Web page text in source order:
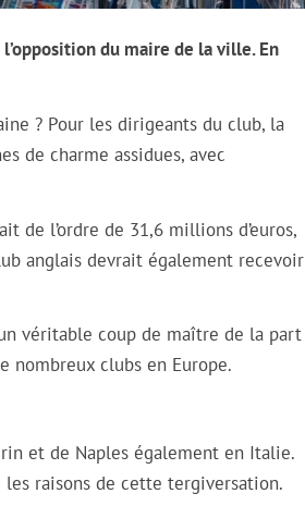
du maire de la ville. En
? Pour les dirigeants du club, la
de charme assidues, avec
de l’ordre de 31,6 millions d’euros,
anglais devrait également recevoir
véritable coup de maître de la part
nombreux clubs en Europe.
et de Naples également en Italie.
les raisons de cette tergiversation.